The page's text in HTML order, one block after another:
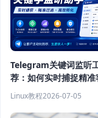
Telegram关键词监听
荐：如何实时捕捉精准
高获客效率？
Linux教程2026-07-05